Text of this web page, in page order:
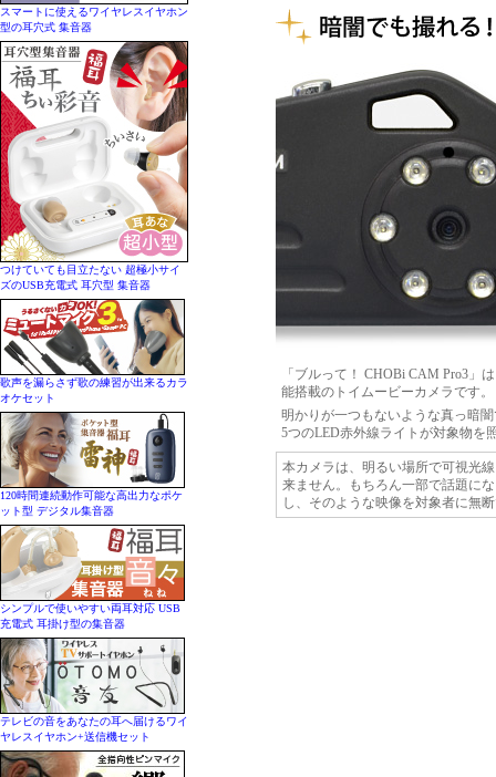
スマートに使えるワイヤレスイヤホン
型の耳穴式 集音器
つけていても目立たない 超極小サイ
ズのUSB充電式 耳穴型 集音器
歌声を漏らさず歌の練習が出来るカラ
オケセット
120時間連続動作可能な高出力なポケ
ット型 デジタル集音器
シンプルで使いやすい両耳対応 USB
充電式 耳掛け型の集音器
テレビの音をあなたの耳へ届けるワイ
ヤレスイヤホン+送信機セット
「ブルって！ CHOBi CAM Pro3」
能搭載のトイムービーカメラです。
明かりが一つもないような真っ暗
5つのLED赤外線ライトが対象物を
本カメラは、明るい場所で可視光
来ません。もちろん一部で話題に
し、そのような映像を対象者に無